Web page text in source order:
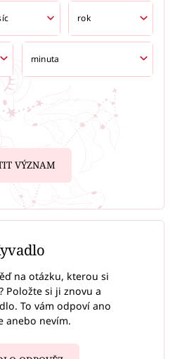
VÝZNAM
na otázku, kterou si
Položte si ji znovu a
To vám odpoví ano
anebo nevím.